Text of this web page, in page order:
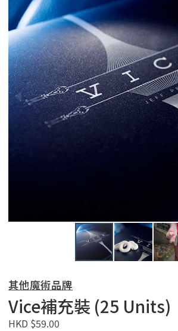
其他魔術品牌
Vice補充裝 (25 Units)
HKD $59.00